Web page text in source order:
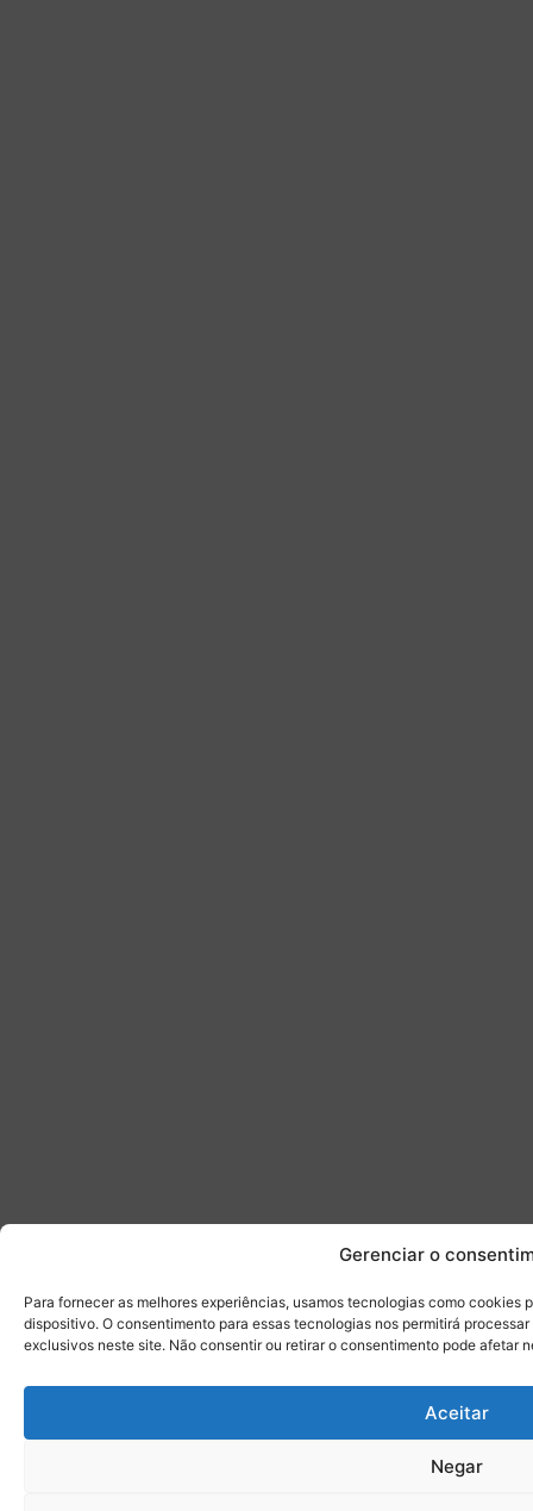
Gerenciar o
Para fornecer as melhores experiências, usamos tecnologias como cookies
dispositivo. O consentimento para essas tecnologias nos permitirá
exclusivos neste site. Não consentir ou retirar o consentimento pode afetar
Aceitar
Negar